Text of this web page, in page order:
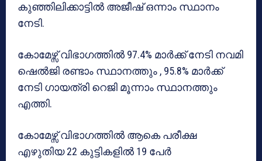
കുഞ്ഞിലിക്കാട്ടിൽ അജീഷ് ഒന്നാം സ്ഥാനം
നേടി.
കോമേഴ്സ് വിഭാഗത്തിൽ 97.4% മാർക്ക് നേടി നവമി
ഷെൽജി രണ്ടാം സ്ഥാനത്തും , 95.8% മാർക്ക്
നേടി ഗായത്രി റെജി മൂന്നാം സ്ഥാനത്തും
എത്തി.
കോമേഴ്സ് വിഭാഗത്തിൽ ആകെ പരീക്ഷ
എഴുതിയ 22 കുട്ടികളിൽ 19 പേർ